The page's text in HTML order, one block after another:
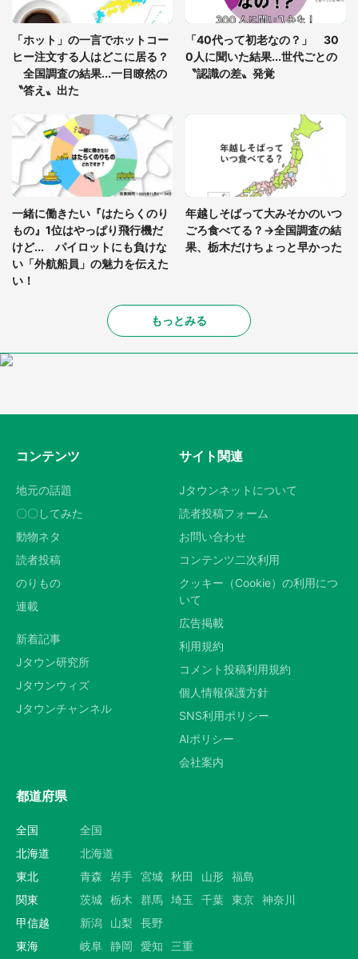
あまりにも四角すぎる猫、激写される 「これもう
座布団だろ」「食パンの耳」と1.4万人困惑
「ホット」の一言でホットコー
ヒー注文する人はどこに居る？
全国調査の結果...一目瞭然の
〝答え〟出た
「40代って初老なの？」 30
0人に聞いた結果...世代ごとの
〝認識の差〟発覚
一緒に働きたい『はたらくのり
もの』1位はやっぱり飛行機だ
けど... パイロットにも負けな
い「外航船員」の魅力を伝えた
い！
年越しそばって大みそかのいつ
ごろ食べてる？→全国調査の結
果、栃木だけちょっと早かった
もっとみる
コンテンツ
地元の話題
〇〇してみた
動物ネタ
読者投稿
のりもの
連載
新着記事
Jタウン研究所
Jタウンウィズ
Jタウンチャンネル
サイト関連
Jタウンネットについて
読者投稿フォーム
お問い合わせ
コンテンツ二次利用
クッキー（Cookie）の利用につ
いて
広告掲載
利用規約
コメント投稿利用規約
個人情報保護方針
SNS利用ポリシー
AIポリシー
会社案内
都道府県
全国
全国
北海道
北海道
東北
青森 岩手 宮城 秋田 山形 福島
関東
茨城 栃木 群馬 埼玉 千葉 東京 神奈川
甲信越
新潟 山梨
長野
東海
岐阜 静岡 愛知 三重